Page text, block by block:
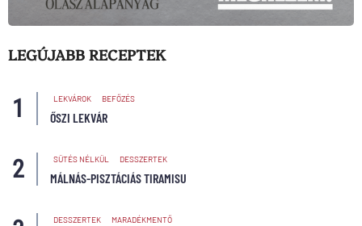
LEGÚJABB RECEPTEK
LEKVÁROK BEFŐZÉS
ŐSZI LEKVÁR
SÜTÉS NÉLKÜL DESSZERTEK
MÁLNÁS-PISZTÁCIÁS TIRAMISU
DESSZERTEK MARADÉKMENTŐ